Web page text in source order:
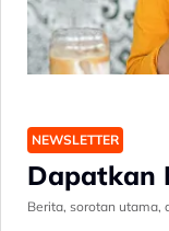
NEWSLETTER
Dapatkan
Berita, sorotan utama,